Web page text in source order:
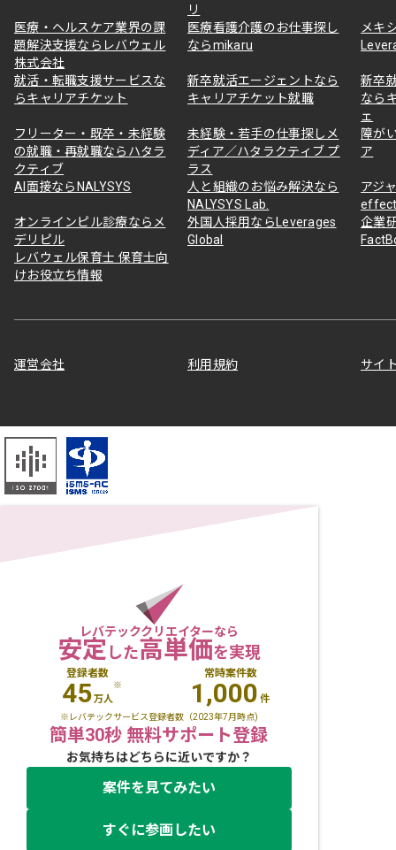
リ
医療・ヘルスケア業界の課
題解決支援ならレバウェル
株式会社
医療看護介護のお仕事探し
ならmikaru
メキ
就活・転職支援サービスな
らキャリアチケット
新卒就活エージェントなら
キャリアチケット就職
新卒
なら
ェ
フリーター・既卒・未経験
の就職・再就職ならハタラ
クティブ
未経験・若手の仕事探しメ
ディア／ハタラクティブ プ
ラス
障が
ア
AI面接ならNALYSYS
人と組織のお悩み解決なら
NALYSYS Lab.
アジ
オンラインピル診療ならメ
デリピル
外国人採用ならLeverages
Global
企業
レバウェル保育士 保育士向
けお役立ち情報
運営会社 利用規約 サイ
レバテッククリエイターなら
安定した高単価を実現
登録者数
45万人
※
常時案件数
1,000 件
※レバテックサービス登録者数（2023年7月時点)
簡単30秒 無料サポート登録
お気持ちはどちらに近いですか？
案件を見てみたい
すぐに参画したい